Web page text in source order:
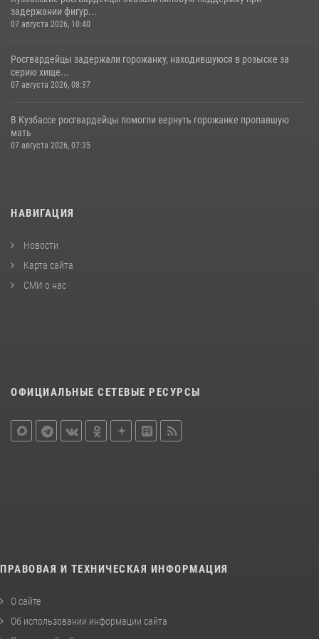
задержании фигур...
07 августа 2026, 10:40
Росгвардейцы задержали горожанку, находившуюся в розыске за
серию хище...
07 августа 2026, 08:37
В Кузбассе росгвардейцы помогли вернуть горожанке пропавшую
мать
07 августа 2026, 07:35
НАВИГАЦИЯ
Новости
Карта сайта
СМИ о нас
ОФИЦИАЛЬНЫЕ СЕТЕВЫЕ РЕСУРСЫ
ПРАВОВАЯ И ТЕХНИЧЕСКАЯ ИНФОРМАЦИЯ
О сайте
Об использовании информации сайта